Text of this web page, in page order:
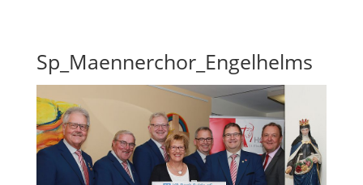
Sp_Maennerchor_Engelhelms